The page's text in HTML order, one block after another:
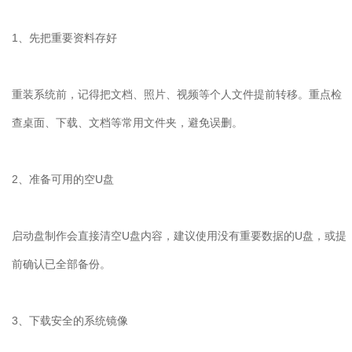
1 、先把重要资料存好
重装系统前，记得把文档、照片、视频等个人文件提前转移。重点检
查桌面、下载、文档等常用文件夹，避免误删。
2 、准备可用的空U盘
启动盘制作会直接清空U盘内容，建议使用没有重要数据的U盘，或提
前确认已全部备份。
3 、下载安全的系统镜像